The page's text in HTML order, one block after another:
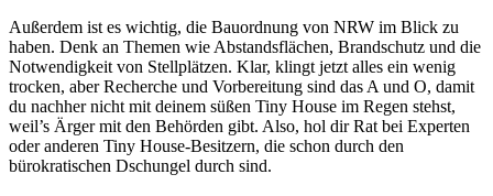
Außerdem ist es wichtig, die Bauordnung von NRW im Blick zu
haben. Denk an Themen wie Abstandsflächen, Brandschutz und die
Notwendigkeit von Stellplätzen. Klar, klingt jetzt alles ein wenig
trocken, aber Recherche und Vorbereitung sind das A und O, damit
du nachher nicht mit deinem süßen Tiny House im Regen stehst,
weil’s Ärger mit den Behörden gibt. Also, hol dir Rat bei Experten
oder anderen Tiny House-Besitzern, die schon durch den
bürokratischen Dschungel durch sind.